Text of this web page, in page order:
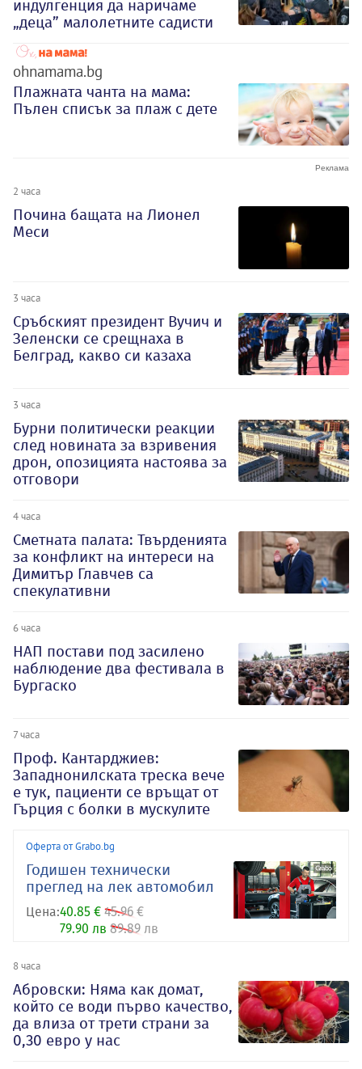
индулгенция да наричаме
„деца” малолетните садисти
ohnamama.bg
Плажната чанта на мама:
Пълен списък за плаж с дете
2 часа
Почина бащата на Лионел
Меси
3 часа
Сръбският президент Вучич и
Зеленски се срещнаха в
Белград, какво си казаха
3 часа
Бурни политически реакции
след новината за взривения
дрон, опозицията настоява за
отговори
4 часа
Сметната палата: Твърденията
за конфликт на интереси на
Димитър Главчев са
спекулативни
6 часа
НАП постави под засилено
наблюдение два фестивала в
Бургаско
7 часа
Проф. Кантарджиев:
Западнонилската треска вече
е тук, пациенти се връщат от
Гърция с болки в мускулите
Оферта от Grabo.bg
Годишен технически
преглед на лек автомобил
Цена:40.85 € 45.96 €
79.90 лв 89.89 лв
8 часа
Абровски: Няма как домат,
който се води първо качество,
да влиза от трети страни за
0,30 евро у нас